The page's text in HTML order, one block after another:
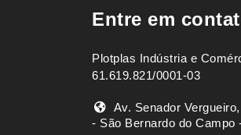
Entre em
Plotplas Indústria e Comércio
61.619.821/0001-03
Av. Senador
- São Bernardo do Campo